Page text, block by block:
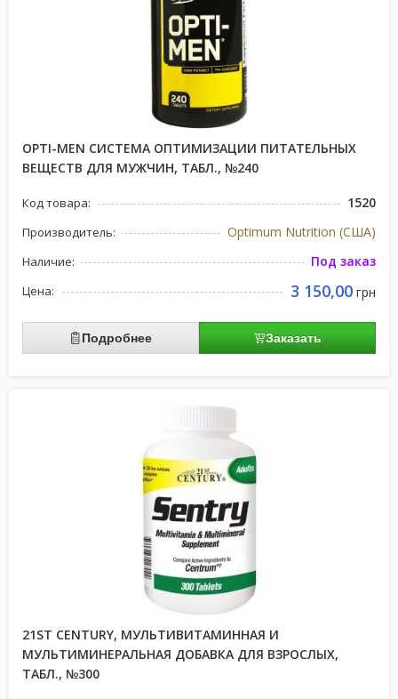
OPTI-MEN СИСТЕМА ОПТИМИЗАЦИИ ПИТАТЕЛЬНЫХ
ВЕЩЕСТВ ДЛЯ МУЖЧИН, ТАБЛ., №240
Код товара: 1520
Производитель: Optimum Nutrition (США)
Наличие: Под заказ
Цена: 3 150,00 грн
Подробнее Заказать
21ST CENTURY, МУЛЬТИВИТАМИННАЯ И
МУЛЬТИМИНЕРАЛЬНАЯ ДОБАВКА ДЛЯ ВЗРОСЛЫХ,
ТАБЛ., №300